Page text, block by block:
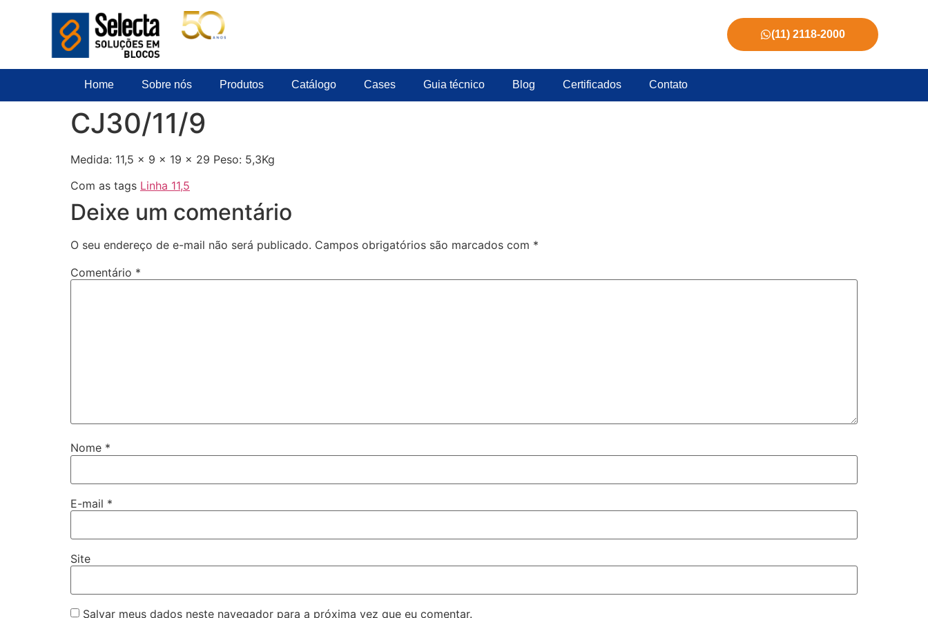
(11) 2118-2000
Home Sobre nós Produtos Catálogo Cases Guia técnico Blog Certificados Contato
CJ30/11/9
Medida: 11,5 x 9 x 19 x 29 Peso: 5,3Kg
Com as tags Linha 11,5
Deixe um comentário
O seu endereço de e-mail não será publicado. Campos obrigatórios são marcados com *
Comentário *
Nome *
E-mail *
Site
Salvar meus dados neste navegador para a próxima vez que eu comentar.